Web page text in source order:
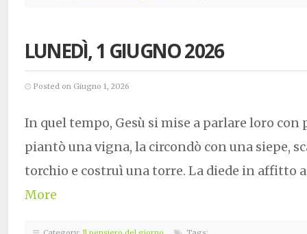
LUNEDÌ, 1 GIUGNO 2026
Posted on Giugno 1, 2026
In quel tempo, Gesù si mise a parlare loro con
piantò una vigna, la circondò con una siepe,
torchio e costruì una torre. La diede in affitto
More